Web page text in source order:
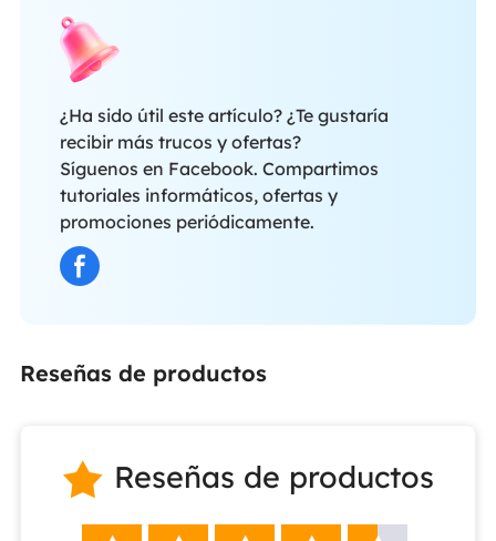
¿Ha sido útil este artículo? ¿Te gustaría
recibir más trucos y ofertas?
Síguenos en Facebook. Compartimos
tutoriales informáticos, ofertas y
promociones periódicamente.
Reseñas de productos
 Reseñas de productos